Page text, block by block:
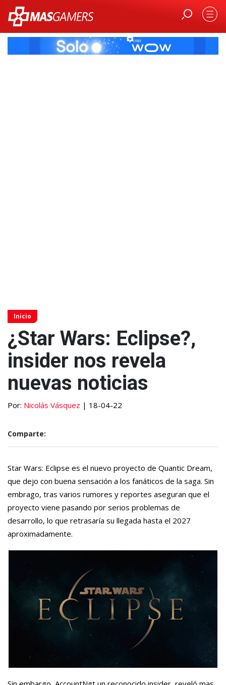
Inicio
¿Star Wars: Eclipse?,
insider nos revela
nuevas noticias
Por: Nicolás Vásquez | 18-04-22
Comparte:
Star Wars: Eclipse es el nuevo proyecto de Quantic Dream,
que dejo con buena sensación a los fanáticos de la saga. Sin
embrago, tras varios rumores y reportes aseguran que el
proyecto viene pasando por serios problemas de
desarrollo, lo que retrasaría su llegada hasta el 2027
aproximadamente.